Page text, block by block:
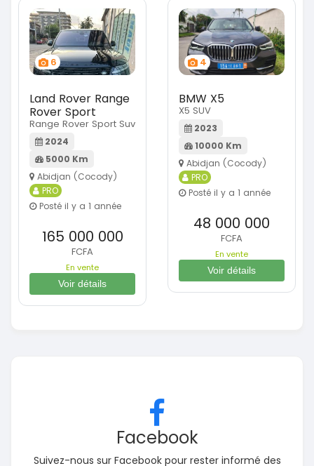
6
Land Rover Range
Rover Sport
Range Rover Sport Suv
2024
5000 Km
Abidjan (Cocody)
PRO
Posté il y a 1 année
165 000 000
FCFA
En vente
Voir détails
4
BMW X5
X5 SUV
2023
10000 Km
Abidjan (Cocody)
PRO
Posté il y a 1 année
48 000 000
FCFA
En vente
Voir détails
Facebook
Suivez-nous sur Facebook pour rester informé des